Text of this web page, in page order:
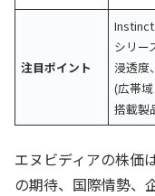
注目ポイント
シリー
浸透度
(広帯
搭載製
エヌビディアの株価
の期待、国際情勢、